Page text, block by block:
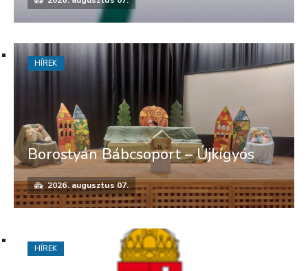
Borostyán Bábcsoport – Újkígyós
2026. augusztus 07.
HÍREK
HÍREK